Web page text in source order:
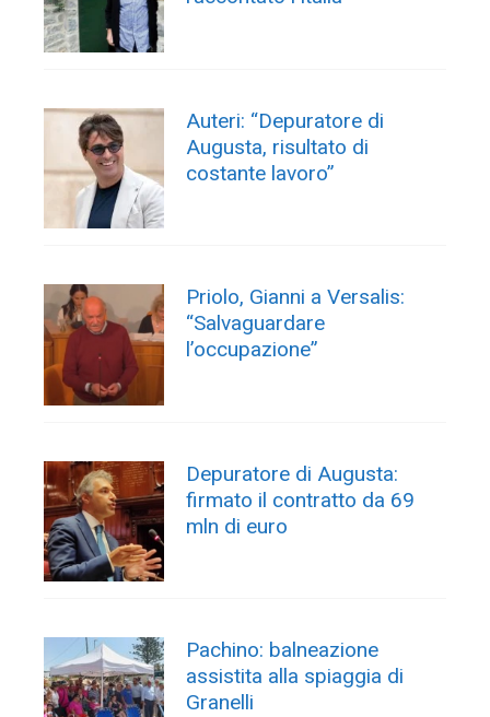
Auteri: “Depuratore di
Augusta, risultato di
costante lavoro”
Priolo, Gianni a Versalis:
“Salvaguardare
l’occupazione”
Depuratore di Augusta:
firmato il contratto da 69
mln di euro
Pachino: balneazione
assistita alla spiaggia di
Granelli